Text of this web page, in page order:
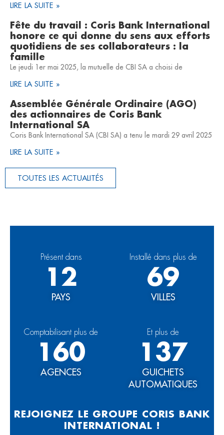
LIRE LA SUITE »
Fête du travail : Coris Bank International
honore ce qui donne du sens aux efforts
quotidiens de ses collaborateurs : la
famille
Le jeudi 1er mai 2025, la mutuelle de CBI SA a choisi de
LIRE LA SUITE »
Assemblée Générale Ordinaire (AGO)
des actionnaires de Coris Bank
International SA
Coris Bank International SA (CBI SA) a tenu le mardi 29 avril 2025
LIRE LA SUITE »
TOUTES LES ACTUALITÉS
Présent dans
12
PAYS
Installé dans plus de
69
VILLES
Comptabilisant plus de
160
AGENCES
Et plus de
137
GUICHETS
AUTOMATIQUES
REJOIGNEZ LE GROUPE CORIS BANK
INTERNATIONAL !